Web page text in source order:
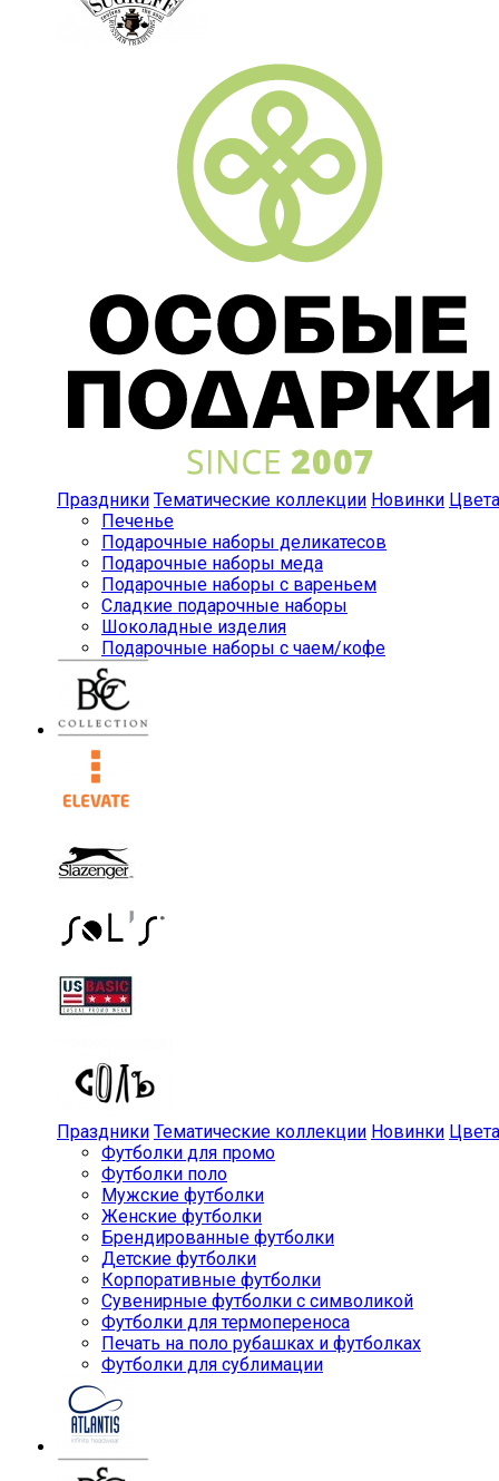
Праздники Тематические коллекции Новинки Цвета
Печенье
Подарочные наборы деликатесов
Подарочные наборы меда
Подарочные наборы с вареньем
Сладкие подарочные наборы
Шоколадные изделия
Подарочные наборы с чаем/кофе
Праздники Тематические коллекции Новинки Цвета
Футболки для промо
Футболки поло
Мужские футболки
Женские футболки
Брендированные футболки
Детские футболки
Корпоративные футболки
Сувенирные футболки с символикой
Футболки для термопереноса
Печать на поло рубашках и футболках
Футболки для сублимации